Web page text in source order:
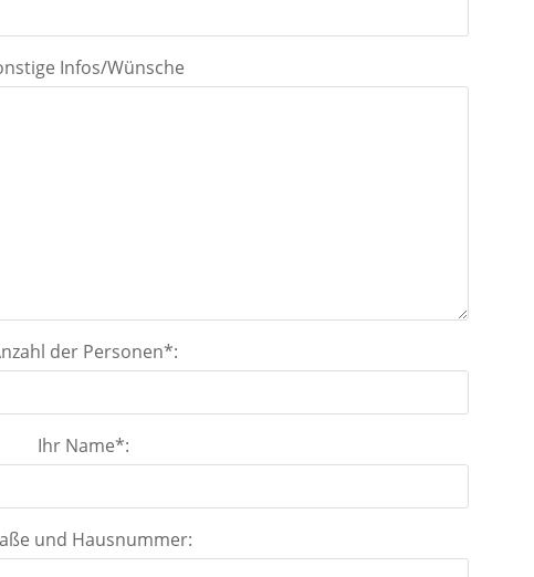
Infos/Wünsche
der Personen*:
Ihr Name*:
und Hausnummer: